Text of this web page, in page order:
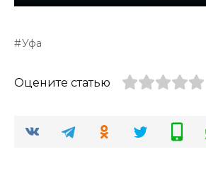
Уфа
Оцените статью